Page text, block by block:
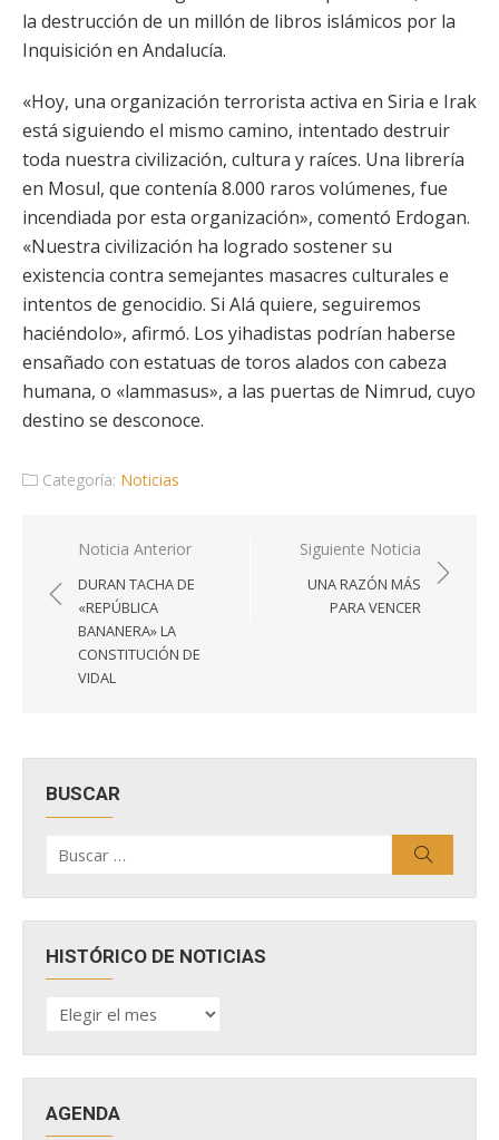
la destrucción de un millón de libros islámicos por la
Inquisición en Andalucía.
«Hoy, una organización terrorista activa en Siria e Irak
está siguiendo el mismo camino, intentado destruir
toda nuestra civilización, cultura y raíces. Una librería
en Mosul, que contenía 8.000 raros volúmenes, fue
incendiada por esta organización», comentó Erdogan.
«Nuestra civilización ha logrado sostener su
existencia contra semejantes masacres culturales e
intentos de genocidio. Si Alá quiere, seguiremos
haciéndolo», afirmó. Los yihadistas podrían haberse
ensañado con estatuas de toros alados con cabeza
humana, o «lammasus», a las puertas de Nimrud, cuyo
destino se desconoce.
Categoría: Noticias
Navegación
de
entradas
Noticia Anterior
DURAN TACHA DE
«REPÚBLICA
BANANERA» LA
CONSTITUCIÓN DE
VIDAL
Siguiente Noticia
UNA RAZÓN MÁS
PARA VENCER
BUSCAR
por:
HISTÓRICO DE NOTICIAS
HISTÓRICO
DE
AGENDA